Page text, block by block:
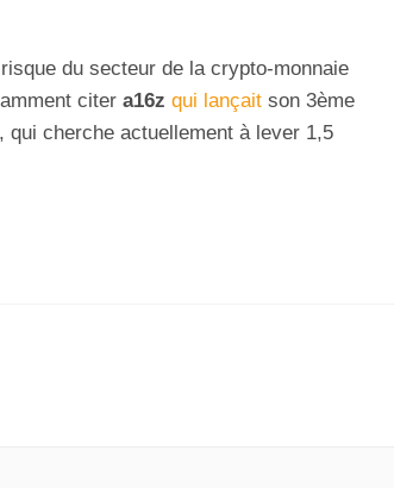
du secteur de la crypto-monnaie
citer a16z qui lançait son 3ème
, qui cherche actuellement à lever 1,5